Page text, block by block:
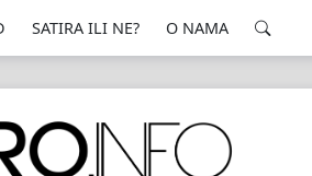
SATIRA ILI NE? O NAMA